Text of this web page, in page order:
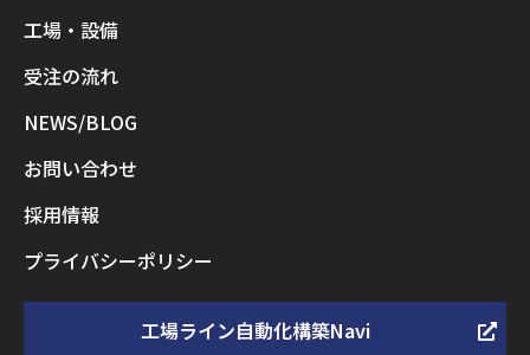
工場・設備
受注の流れ
NEWS/BLOG
お問い合わせ
採用情報
プライバシーポリシー
工場ライン自動化構築Navi